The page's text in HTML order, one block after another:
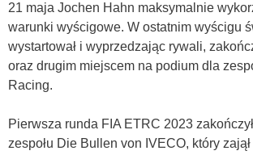
21 maja Jochen Hahn maksymalnie
warunki wyścigowe. W ostatnim wyścigu
wystartował i wyprzedzając rywali,
oraz drugim miejscem na podium dla
Racing.
Pierwsza runda FIA ETRC 2023
zespołu Die Bullen von IVECO, który